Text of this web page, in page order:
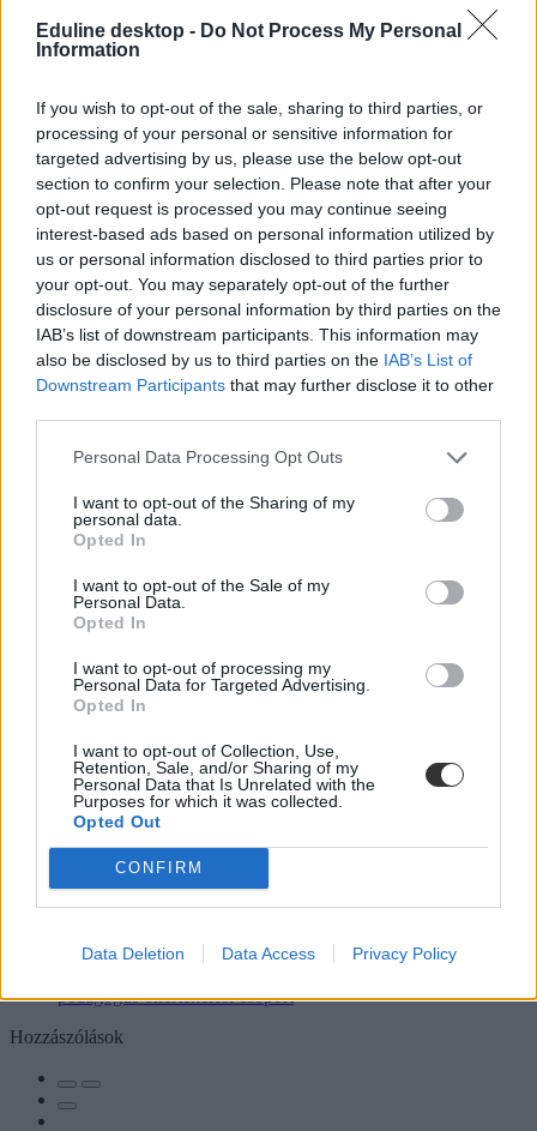
Eduline desktop - Do Not Process My Personal
Information
If you wish to opt-out of the sale, sharing to third parties, or
processing of your personal or sensitive information for
targeted advertising by us, please use the below opt-out
section to confirm your selection. Please note that after your
opt-out request is processed you may continue seeing
interest-based ads based on personal information utilized by
us or personal information disclosed to third parties prior to
your opt-out. You may separately opt-out of the further
disclosure of your personal information by third parties on the
IAB’s list of downstream participants. This information may
also be disclosed by us to third parties on the IAB’s List of
Downstream Participants that may further disclose it to other
Personal Data Processing Opt Outs
I want to opt-out of the Sharing of my
personal data.
Opted In
I want to opt-out of the Sale of my
Personal Data.
Opted In
I want to opt-out of processing my
Personal Data for Targeted Advertising.
Opted In
I want to opt-out of Collection, Use,
Retention, Sale, and/or Sharing of my
Personal Data that Is Unrelated with the
Purposes for which it was collected.
Opted Out
CONFIRM
Data Deletion Data Access Privacy Policy
csak legyintett, és megvonta a vállát. Egy másik pedagógus szerint
''ezzel is pontosan ugyanaz a baj, mint a többi intézkedéssel: a
PÖCS felülről ráerőltetett, bürokratikus, átgondolatlan kényszer -
megfélemlítésével.''
A kérdőíveket egyébként szintén az online rendszerben kellene
elérhetővé tenni, de szükség esetén papíron is ki lehet töltetni őket.
Az eredményeket, amelyeket egyébként a tanfelügyelők is
figyelembe vesznek, mindenképpen fel kell majd vinni a rendszerbe.
A szülői kérdőívek mellett lesz önértékelő - ezt az adott tanárnak kell
kitöltenie - és munkatársi kérdőív is.
A diákokon kívül mindenki kap kérdőívet
A szülőknek kiküldöttben olyan témák szerepelnek, mint a tananyag
követhetősége, az igazságos és rendszeres számonkérés, a házi
feladatok ellenőrzése, a korrepetálásra való hajlandóság, a
közösségépítés, vagy a diákok véleményének a meghallgatása
Kérdés az is, hogy mennyire hiteles és példaadó az adott pedagógus,
értékelniük, hogy mennyire ismeri a Nemzeti Alaptanterv szerinti
tantárgyi követelményeket, áttekinthetőek-e a beszámolói, alapos-e a
dokumentációja, nevelési kérdésekben konzultál-e velük, szervez-e
vitákban nyitott és toleráns-e, képezi-e magát, vannak-e új
kezdeményezései. Az önértékelő kérdőívben is hasonló kérdések
szerepelnek, a tanároknak pedig a diákokkal, szülőkkel, kollégákkal
Tetszett a cikk? Kövess minket a Facebookon is, és nem fogsz
lemaradni a fontos hírekről!
pedagógus életpályamodell
tanfelügyelet
pedagógus minősítési rendszer
pedagógus önértékelési csoport
Hozzászólások